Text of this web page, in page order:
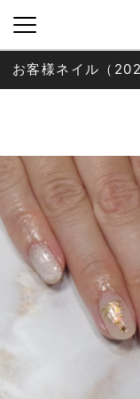
お客様ネイル（